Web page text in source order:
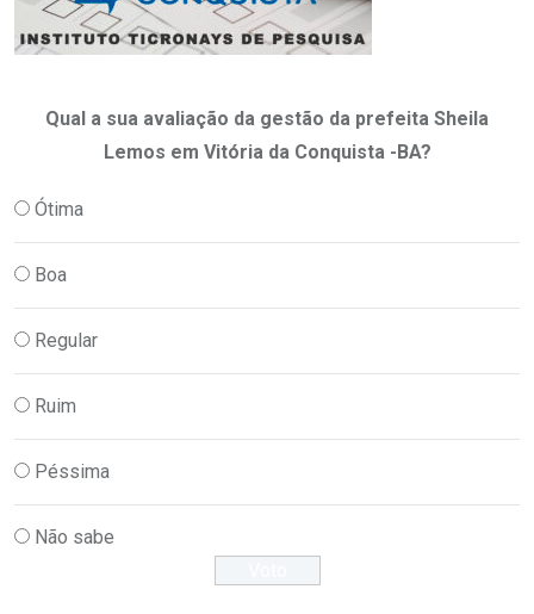
Qual a sua avaliação da gestão da prefeita Sheila
Lemos em Vitória da Conquista -BA?
Ótima
Boa
Regular
Ruim
Péssima
Não sabe